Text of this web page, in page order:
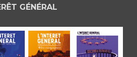
GÉNÉRAL